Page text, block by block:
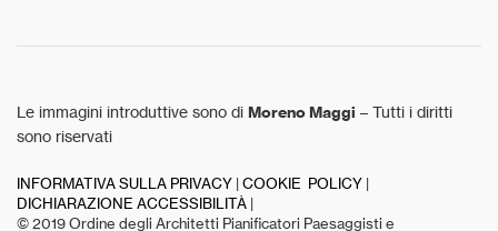
Le immagini introduttive sono di Moreno Maggi – Tutti i diritti
sono riservati
INFORMATIVA SULLA PRIVACY | COOKIE POLICY |
DICHIARAZIONE ACCESSIBILITÀ |
© 2019 Ordine degli Architetti Pianificatori Paesaggisti e